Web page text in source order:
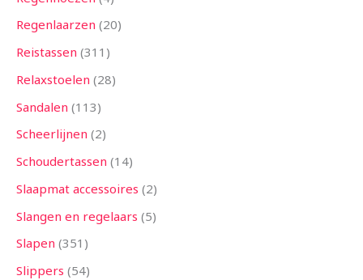
Regenlaarzen 20
Reistassen 311
Relaxstoelen 28
Sandalen 113
Scheerlijnen 2
Schoudertassen 14
Slaapmat accessoires 2
Slangen en regelaars 5
Slapen 351
Slippers 54